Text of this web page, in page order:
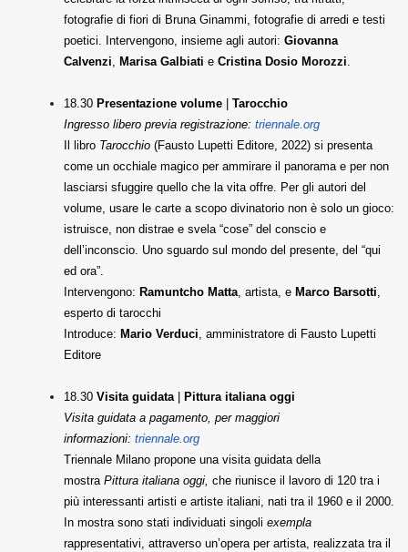
fotografie di fiori di Bruna Ginammi, fotografie di arredi e testi
poetici. Intervengono, insieme agli autori: Giovanna
Calvenzi Marisa Galbiati e Cristina Dosio Morozzi
18.30 Presentazione volume | Tarocchio
Ingresso libero previa registrazione: triennale.org
Il libro Tarocchio (Fausto Lupetti Editore, 2022) si presenta
come un occhiale magico per ammirare il panorama e per non
lasciarsi sfuggire quello che la vita offre. Per gli autori del
volume, usare le carte a scopo divinatorio non è solo un gioco:
istruisce, non distrae e svela “cose” del conscio e
dell’inconscio. Uno sguardo sul mondo del presente, del “qui
ed ora”.
Intervengono: Ramuntcho Matta , artista, e Marco Barsotti
esperto di tarocchi
Introduce: Mario Verduci , amministratore di Fausto Lupetti
Editore
18.30 Visita guidata | Pittura italiana oggi
Visita guidata a pagamento, per maggiori
informazioni: triennale.org
Triennale Milano propone una visita guidata della
mostra Pittura italiana oggi, che riunisce il lavoro di 120 tra i
più interessanti artisti e artiste italiani, nati tra il 1960 e il 2000.
In mostra sono stati individuati singoli exempla
rappresentativi, attraverso un’opera per artista, realizzata tra il